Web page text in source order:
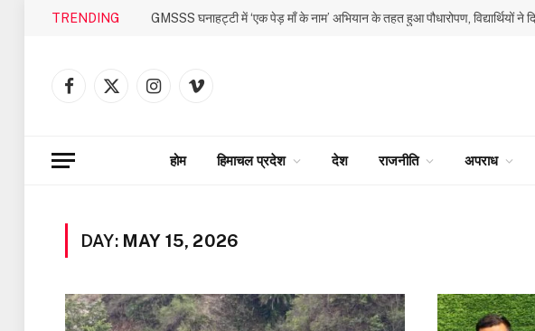
TRENDING
Facebook
X
InstagramVimeo
होम हिमाचल प्रदेश देश राजनीति अपराध
DAY: MAY 15, 2026